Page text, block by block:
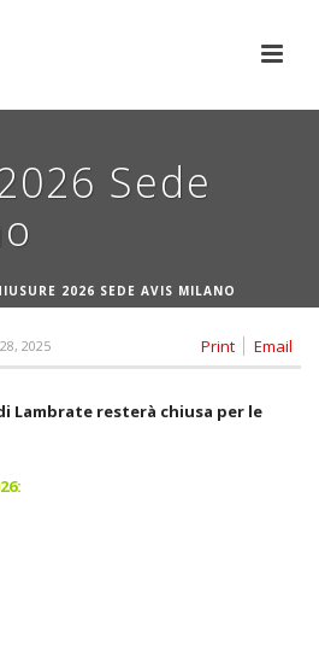
Sede
2026 SEDE AVIS MILANO
Print Email
2025
Lambrate resterà chiusa per le